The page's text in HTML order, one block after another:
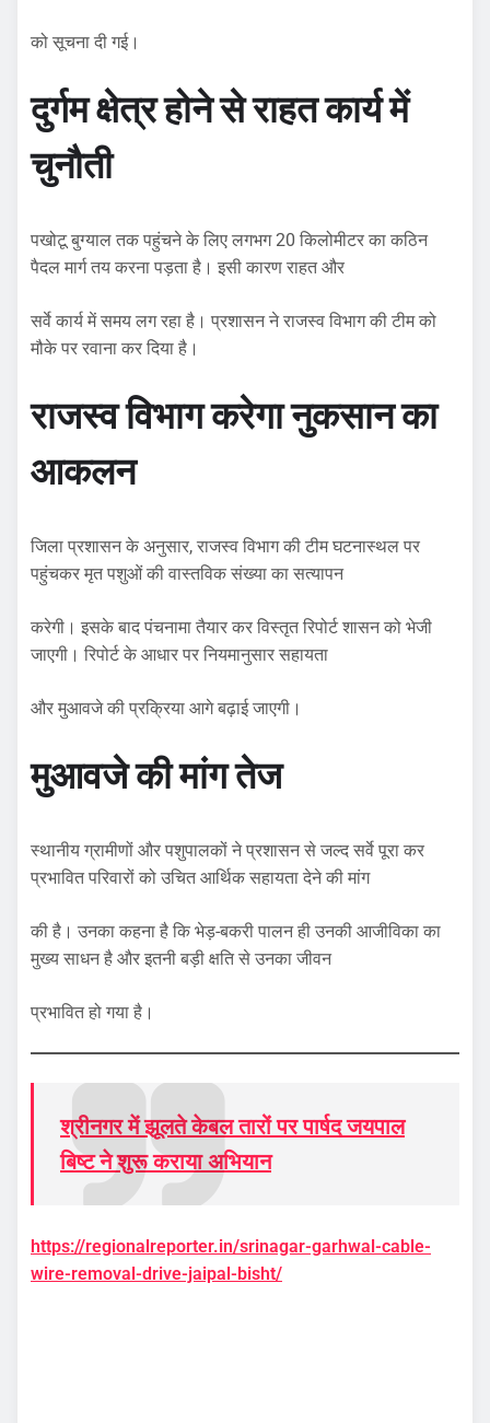
को सूचना दी गई।
दुर्गम क्षेत्र होने से राहत कार्य में
चुनौती
पखोटू बुग्याल तक पहुंचने के लिए लगभग 20 किलोमीटर का कठिन
पैदल मार्ग तय करना पड़ता है। इसी कारण राहत और
सर्वे कार्य में समय लग रहा है। प्रशासन ने राजस्व विभाग की टीम को
मौके पर रवाना कर दिया है।
राजस्व विभाग करेगा नुकसान का
आकलन
जिला प्रशासन के अनुसार, राजस्व विभाग की टीम घटनास्थल पर
पहुंचकर मृत पशुओं की वास्तविक संख्या का सत्यापन
करेगी। इसके बाद पंचनामा तैयार कर विस्तृत रिपोर्ट शासन को भेजी
जाएगी। रिपोर्ट के आधार पर नियमानुसार सहायता
और मुआवजे की प्रक्रिया आगे बढ़ाई जाएगी।
मुआवजे की मांग तेज
स्थानीय ग्रामीणों और पशुपालकों ने प्रशासन से जल्द सर्वे पूरा कर
प्रभावित परिवारों को उचित आर्थिक सहायता देने की मांग
की है। उनका कहना है कि भेड़-बकरी पालन ही उनकी आजीविका का
मुख्य साधन है और इतनी बड़ी क्षति से उनका जीवन
प्रभावित हो गया है।
श्रीनगर में झूलते केबल तारों पर पार्षद जयपाल
बिष्ट ने शुरू कराया अभियान
https://regionalreporter.in/srinagar-garhwal-cable-
wire-removal-drive-jaipal-bisht/